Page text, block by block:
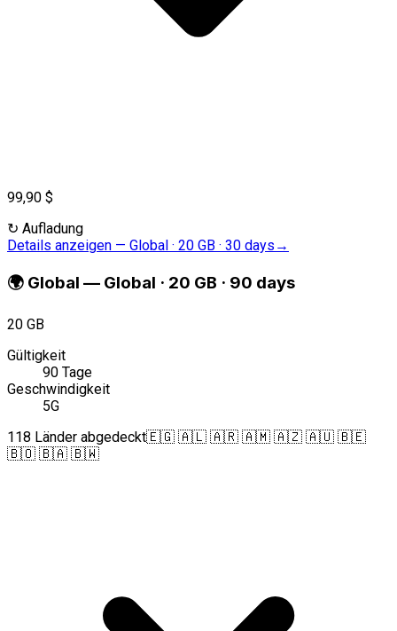
99,90 $
↻ Aufladung
Details anzeigen — Global · 20 GB · 30 days →
🌍 Global — Global · 20 GB · 90 days
20 GB
Gültigkeit
90 Tage
Geschwindigkeit
5G
118 Länder abgedeckt🇪🇬 🇦🇱 🇦🇷 🇦🇲 🇦🇿 🇦🇺 🇧🇪
🇧🇴 🇧🇦 🇧🇼